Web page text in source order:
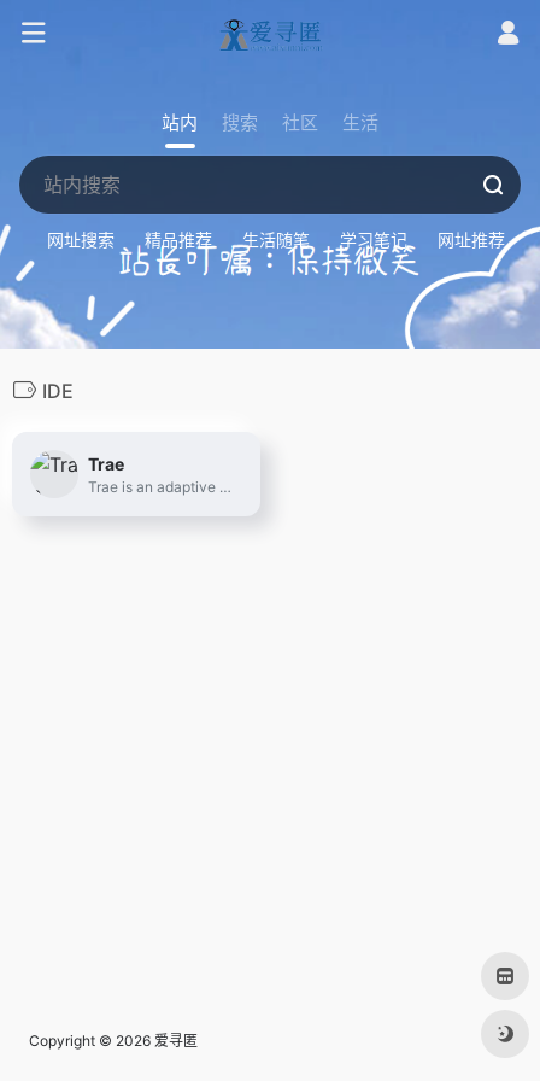
站内 搜索 社区 生活
网址搜索 精品推荐 生活随笔 学习笔记 网址推荐
IDE
Trae
Trae is an adaptive AI IDE that transforms how you work, collaborating with you to run faster.
Copyright © 2026 爱寻匿